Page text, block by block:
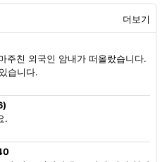
더보기
주친 외국인 암내가 떠올랐습니다.
습니다.
.